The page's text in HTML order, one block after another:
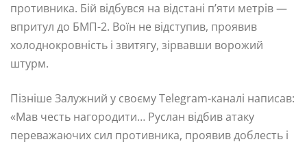
противника. Бій відбувся на відстані п’яти метрів —
впритул до БМП-2. Воїн не відступив, проявив
холоднокровність і звитягу, зірвавши ворожий
штурм.
Пізніше Залужний у своєму Telegram-каналі написав:
«Мав честь нагородити… Руслан відбив атаку
переважаючих сил противника, проявив доблесть і